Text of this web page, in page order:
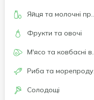
Яйця та молочні продукти
Фрукти та овочі
М'ясо та ковбасні вироби
Риба та морепродукти
Солодощі